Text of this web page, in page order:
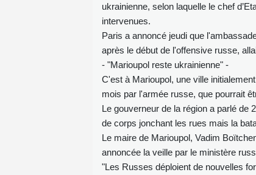
ukrainienne, selon laquelle le chef
intervenues.
Paris a annoncé jeudi que
après le début de l'offensive russe,
- "Marioupol reste ukrainienne" -
C'est à Marioupol, une ville
mois par l'armée russe, que pourrait
Le gouverneur de la région a parlé de
de corps jonchant les rues mais la
Le maire de Marioupol, Vadim
annoncée la veille par le ministère
"Les Russes déploient de nouvelles